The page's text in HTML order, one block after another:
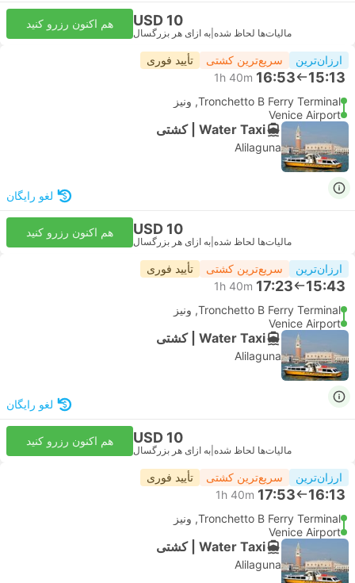
USD 10
مالیات‌ها لحاظ شده به ازای هر بزرگسال
هم اکنون رزرو کنید
ارزان‌ترین سریع‌ترین کشتی تأیید فوری
15:13
16:53
1h 40m
Tronchetto B Ferry Terminal, ونیز
Venice Airport
Water Taxi | کشتی
Alilaguna
لغو رایگان
USD 10
مالیات‌ها لحاظ شده به ازای هر بزرگسال
هم اکنون رزرو کنید
ارزان‌ترین سریع‌ترین کشتی تأیید فوری
15:43
17:23
1h 40m
Tronchetto B Ferry Terminal, ونیز
Venice Airport
Water Taxi | کشتی
Alilaguna
لغو رایگان
USD 10
مالیات‌ها لحاظ شده به ازای هر بزرگسال
هم اکنون رزرو کنید
ارزان‌ترین سریع‌ترین کشتی تأیید فوری
16:13
17:53
1h 40m
Tronchetto B Ferry Terminal, ونیز
Venice Airport
Water Taxi | کشتی
Alilaguna